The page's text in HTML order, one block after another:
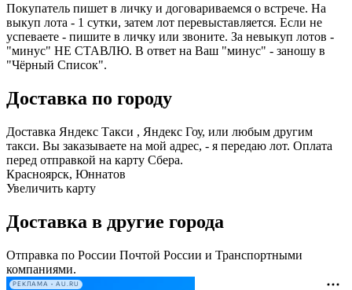
Покупатель пишет в личку и договариваемся о встрече. На
выкуп лота - 1 сутки, затем лот перевыставляется. Если не
успеваете - пишите в личку или звоните. За невыкуп лотов -
"минус" НЕ СТАВЛЮ. В ответ на Ваш "минус" - заношу в
"Чёрный Список".
Доставка по городу
Доставка Яндекс Такси , Яндекс Гоу, или любым другим
такси. Вы заказываете на мой адрес, - я передаю лот. Оплата
перед отправкой на карту Сбера.
Красноярск, Юннатов
Увеличить карту
Доставка в другие города
Отправка по России Почтой России и Транспортными
компаниями.
РЕКЛАМА • AU.RU